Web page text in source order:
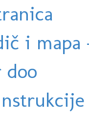
i
doo